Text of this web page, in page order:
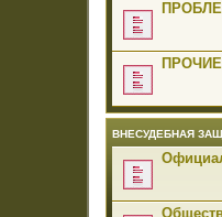
ВНЕСУДЕБНАЯ